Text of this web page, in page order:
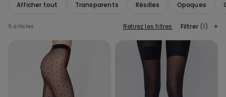
Afficher tout Transparents Résilles Opaques
9 articles Retirez les filtres Filtrer (1)